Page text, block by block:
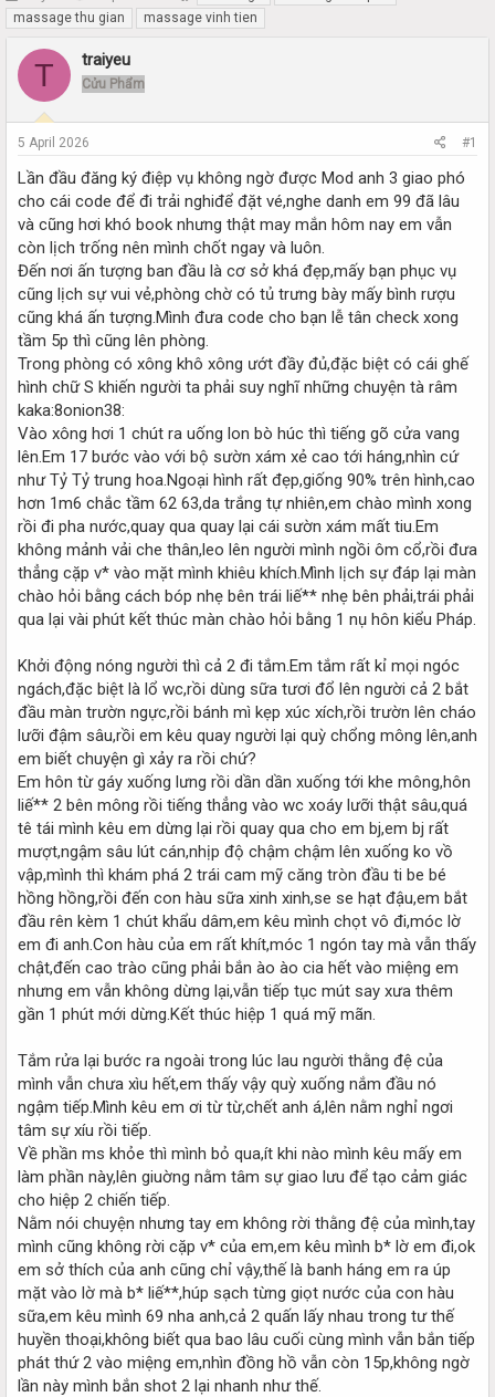
h
r
e
d
a
e
r
t
a
r
t
d
massage thu gian
massage vinh tien
T traiyeu
Cửu Phẩm
5 April 2026 #1
Lần đầu đăng ký điệp vụ không ngờ được Mod anh 3 giao phó
cho cái code để đi trải nghiđể đặt vé,nghe danh em 99 đã lâu
và cũng hơi khó book nhưng thật may mắn hôm nay em vẫn
còn lịch trống nên mình chốt ngay và luôn.
Đến nơi ấn tượng ban đầu là cơ sở khá đẹp,mấy bạn phục vụ
cũng lịch sự vui vẻ,phòng chờ có tủ trưng bày mấy bình rượu
cũng khá ấn tượng.Mình đưa code cho bạn lễ tân check xong
tầm 5p thì cũng lên phòng.
Trong phòng có xông khô xông ướt đầy đủ,đặc biệt có cái ghế
hình chữ S khiến người ta phải suy nghĩ những chuyện tà râm
kaka:8onion38:
Vào xông hơi 1 chút ra uống lon bò húc thì tiếng gõ cửa vang
lên.Em 17 bước vào với bộ sườn xám xẻ cao tới háng,nhìn cứ
như Tỷ Tỷ trung hoa.Ngoại hình rất đẹp,giống 90% trên hình,cao
hơn 1m6 chắc tầm 62 63,da trắng tự nhiên,em chào mình xong
rồi đi pha nước,quay qua quay lại cái sườn xám mất tiu.Em
không mảnh vải che thân,leo lên người mình ngồi ôm cổ,rồi đưa
thẳng cặp v* vào mặt mình khiêu khích.Mình lịch sự đáp lại màn
chào hỏi bằng cách bóp nhẹ bên trái liế** nhẹ bên phải,trái phải
qua lại vài phút kết thúc màn chào hỏi bằng 1 nụ hôn kiểu Pháp.
Khởi động nóng người thì cả 2 đi tắm.Em tắm rất kỉ mọi ngóc
ngách,đặc biệt là lổ wc,rồi dùng sữa tươi đổ lên người cả 2 bắt
đầu màn trườn ngực,rồi bánh mì kẹp xúc xích,rồi trườn lên cháo
lưỡi đậm sâu,rồi em kêu quay người lại quỳ chổng mông lên,anh
em biết chuyện gì xảy ra rồi chứ?
Em hôn từ gáy xuống lưng rồi dần dần xuống tới khe mông,hôn
liế** 2 bên mông rồi tiếng thẳng vào wc xoáy lưỡi thật sâu,quá
tê tái mình kêu em dừng lại rồi quay qua cho em bj,em bj rất
mượt,ngậm sâu lút cán,nhịp độ chậm chậm lên xuống ko vồ
vập,mình thì khám phá 2 trái cam mỹ căng tròn đầu ti be bé
hồng hồng,rồi đến con hàu sữa xinh xinh,se se hạt đậu,em bắt
đầu rên kèm 1 chút khẩu dâm,em kêu mình chọt vô đi,móc lờ
em đi anh.Con hàu của em rất khít,móc 1 ngón tay mà vẫn thấy
chật,đến cao trào cũng phải bắn ào ào cia hết vào miệng em
nhưng em vẫn không dừng lại,vẫn tiếp tục mút say xưa thêm
gần 1 phút mới dừng.Kết thúc hiệp 1 quá mỹ mãn.
Tắm rửa lại bước ra ngoài trong lúc lau người thằng đệ của
mình vẫn chưa xìu hết,em thấy vậy quỳ xuống nắm đầu nó
ngậm tiếp.Mình kêu em ơi từ từ,chết anh á,lên nằm nghỉ ngơi
tâm sự xíu rồi tiếp.
Về phần ms khỏe thì mình bỏ qua,ít khi nào mình kêu mấy em
làm phần này,lên giuờng nằm tâm sự giao lưu để tạo cảm giác
cho hiệp 2 chiến tiếp.
Nằm nói chuyện nhưng tay em không rời thằng đệ của mình,tay
mình cũng không rời cặp v* của em,em kêu mình b* lờ em đi,ok
em sở thích của anh cũng chỉ vậy,thế là banh háng em ra úp
mặt vào lờ mà b* liế**,húp sạch từng giọt nước của con hàu
sữa,em kêu mình 69 nha anh,cả 2 quấn lấy nhau trong tư thế
huyền thoại,không biết qua bao lâu cuối cùng mình vẫn bắn tiếp
phát thứ 2 vào miệng em,nhìn đồng hồ vẫn còn 15p,không ngờ
lần này mình bắn shot 2 lại nhanh như thế.